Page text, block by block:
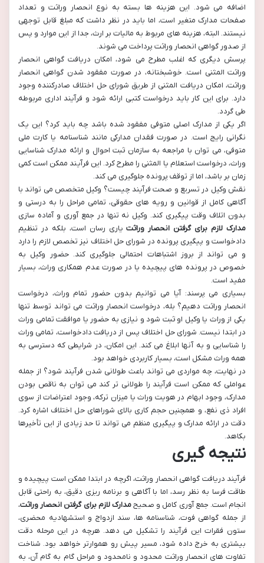
اضافه می شود. این هزینه ها بسته به نوع انحصار وراثت و تعداد
صفحات مدارک متغیر است، اما باید در نظر داشت که مبلغ قابل توجهی
نیستند. البته، هزینه های مربوط به مالیات بر ارث، جدا از این موارد و پس
از صدور گواهی انحصار وراثت پرداخت می شوند.
پرسش دیگری که اغلب مطرح می شود، امکان دریافت گواهی انحصار
وراثت المثنی است. خوشبختانه، در صورت مفقود شدن گواهی انحصار
وراثت، امکان دریافت المثنی از طریق شورای حل اختلاف صادرکننده وجود
دارد. برای این کار باید درخواست کتبی ارائه شود و فرآیند اداری مربوطه
طی گردد.
اگر یکی از مدارک اصلی متوفی مفقود شده باشد چه باید کرد؟ این یک
نگرانی رایج است. در صورت فقدان مدارکی مانند شناسنامه یا کارت ملی
متوفی، می توان با مراجعه به سازمان ثبت احوال و ارائه مدارک شناسایی
وراث، درخواست استعلام یا المثنی را مطرح کرد. این فرآیند ممکن است کمی
زمان بر باشد، اما از توقف پرونده جلوگیری می کند.
نقش وکیل در تسریع و صحت فرآیند چیست؟ وکیل متخصص می تواند با
آگاهی کامل از قوانین و رویه های حقوقی، تمامی مراحل را به درستی و
بدون اتلاف وقت پیگیری کند. وکیل نه تنها در جمع آوری و آماده سازی
مدارک لازم برای گرفتن انحصار وراثتیاری رسان است، بلکه در تنظیم
دادخواست و پیگیری پرونده در شورای حل اختلاف نیز تخصص لازم را دارد
و می تواند از بروز اشتباهات احتمالی جلوگیری کند. حضور وکیل به
خصوص در پرونده های پیچیده یا در صورت عدم همکاری وراث، بسیار
مفید است.
بسیاری می پرسند: آیا می توانیم بدون حضور تمام وراث، درخواست
انحصار وراثت دهیم؟ بله، درخواست انحصار وراثت می تواند توسط تنها
یکی از وراث یا وکیل او ثبت شود و نیازی به حضور یا موافقت تمامی وراث
در ابتدا نیست. شورای حل اختلاف پس از دریافت دادخواست، تمامی وراث
را شناسایی و به آنها ابلاغ می کند. این امکان، در شرایطی که دسترسی به
همه وراث مشکل است، بسیار کاربردی خواهد بود.
در نهایت، چه مواردی می تواند باعث طولانی شدن فرآیند شود؟ از جمله
عواملی که ممکن است فرآیند را طولانی تر کند می توان به ناقص بودن
مدارک، وجود ابهام در هویت وراث یا میزان ترکه، وجود اعتراضات از سوی
افراد ذی نفع، و همچنین حجم کاری بالای شوراهای حل اختلاف اشاره کرد.
دقت در ارائه مدارک و پیگیری منظم می تواند تا حد زیادی از این تأخیرها
بکاهد.
نتیجه گیری
فرآیند دریافت گواهی انحصار وراثت، اگرچه در ابتدا ممکن است پیچیده و
طاقت فرسا به نظر رسد، اما با آگاهی و برنامه ریزی دقیق، به راحتی قابل
انجام است. جمع آوری کامل و صحیحمدارک لازم برای گرفتن انحصار وراثت،
از جمله گواهی فوت، شناسنامه ها، سند ازدواج و استشهادیه محضری،
ستون فقرات این فرآیند را تشکیل می دهد. هرچه در این مرحله دقت
بیشتری به خرج داده شود، مسیر پیش رو هموارتر خواهد بود. شناخت
تفاوت های انحصار وراثت محدود و نامحدود و مراحل گام به گام آن، به